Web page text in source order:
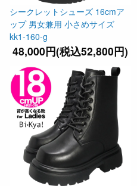
シークレットシューズ 16cmア
ップ 男女兼用 小さめサイズ
kk1-160-g
48,000円(税込52,800円)